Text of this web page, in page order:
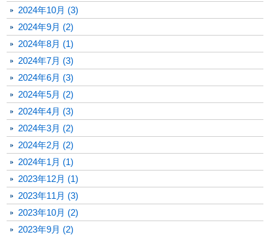
2024年10月 (3)
2024年9月 (2)
2024年8月 (1)
2024年7月 (3)
2024年6月 (3)
2024年5月 (2)
2024年4月 (3)
2024年3月 (2)
2024年2月 (2)
2024年1月 (1)
2023年12月 (1)
2023年11月 (3)
2023年10月 (2)
2023年9月 (2)